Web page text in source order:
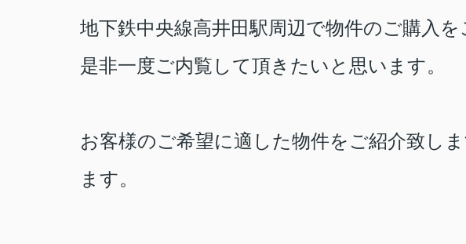
地下鉄中央線高井田駅周辺で物件のご購入
是非一度ご内覧して頂きたいと思います。
お客様のご希望に適した物件をご紹介致し
ます。